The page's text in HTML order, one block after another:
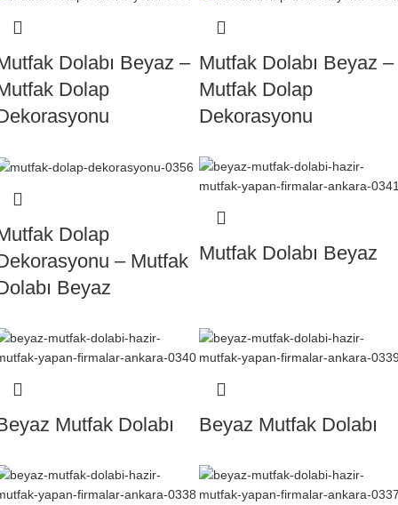
Dolabı Beyaz –
Dolap
Mutfak Dolabı Beyaz –
Mutfak Dolap
Dekorasyonu
Dolap
– Mutfak
Beyaz
Mutfak Dolabı Beyaz
Mutfak Dolabı Beyaz Mutfak Dolabı